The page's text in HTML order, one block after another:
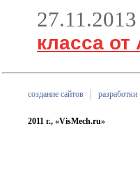
27.11.2013
класса от
создание сайтов разработки
2011 г., «VisMech.ru»